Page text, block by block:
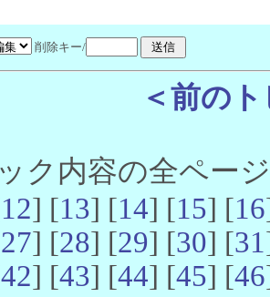
削除キー/
＜前の
ク内容の全ペー
12] [13] [14] [15] [16
27] [28] [29] [30] [31
42] [43] [44] [45] [46